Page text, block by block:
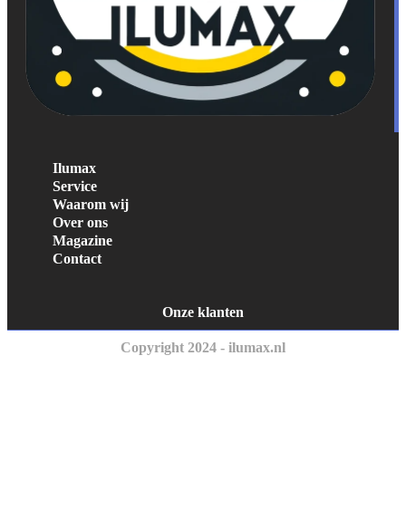
Ilumax
Service
Waarom wij
Over ons
Magazine
Contact
Onze klanten
Copyright 2024 - ilumax.nl